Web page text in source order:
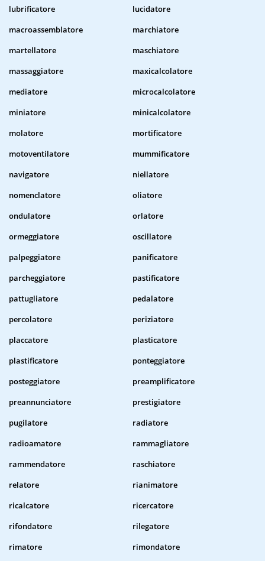
lubrificatore
lucidatore
macroassemblatore
marchiatore
martellatore
maschiatore
massaggiatore
maxicalcolatore
mediatore
microcalcolatore
miniatore
minicalcolatore
molatore
mortificatore
motoventilatore
mummificatore
navigatore
niellatore
nomenclatore
oliatore
ondulatore
orlatore
ormeggiatore
oscillatore
palpeggiatore
panificatore
parcheggiatore
pastificatore
pattugliatore
pedalatore
percolatore
periziatore
placcatore
plasticatore
plastificatore
ponteggiatore
posteggiatore
preamplificatore
preannunciatore
prestigiatore
pugilatore
radiatore
radioamatore
rammagliatore
rammendatore
raschiatore
relatore
rianimatore
ricalcatore
ricercatore
rifondatore
rilegatore
rimatore
rimondatore